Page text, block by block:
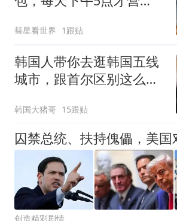
彗星看世界 1跟贴
韩国人带你去逛韩国五线
城市，跟首尔区别这么
韩国大猪哥 15跟贴
创造精彩剧情